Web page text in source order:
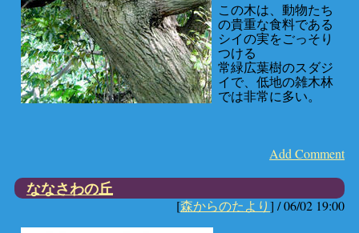
この木は、動物たち
の貴重な食料である
シイの実をごっそり
つける
常緑広葉樹のスダジ
イで、低地の雑木林
では非常に多い。
Add Comment
ななさわの丘
[森からのたより] /06/02 19:00